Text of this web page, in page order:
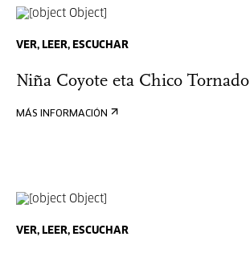
VER, LEER, ESCUCHAR
Niña Coyote eta Chico Tornado
MÁS INFORMACIÓN
VER, LEER, ESCUCHAR